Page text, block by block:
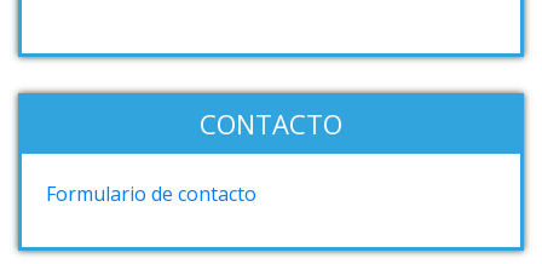
CONTACTO
Formulario de contacto